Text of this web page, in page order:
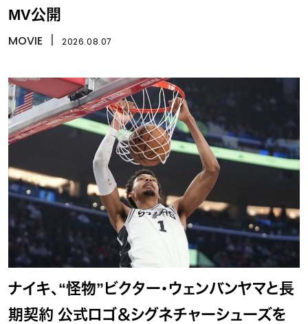
MV公開
MOVIE 2026.08.07
ナイキ、“怪物”ビクター・ウェンバンヤマと長
期契約 公式ロゴ＆シグネチャーシューズを